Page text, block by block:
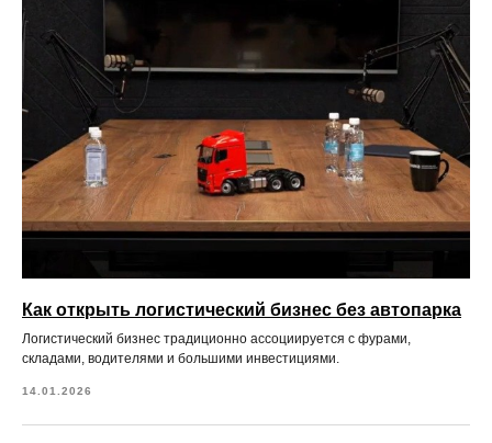
Как открыть логистический бизнес без автопарка
Логистический бизнес традиционно ассоциируется с фурами,
складами, водителями и большими инвестициями.
14.01.2026